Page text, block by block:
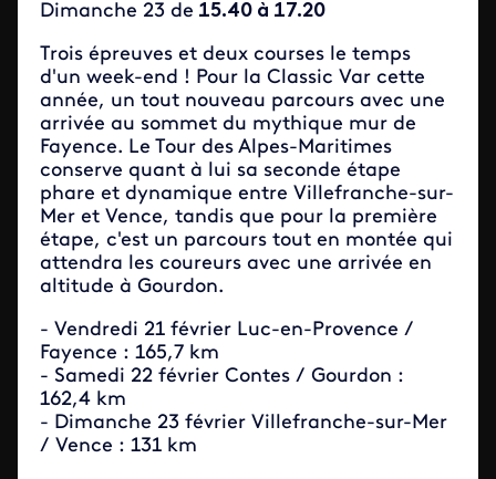
Dimanche 23 de 15.40 à 17.20
Trois épreuves et deux courses le temps
d'un week-end ! Pour la Classic Var cette
année, un tout nouveau parcours avec une
arrivée au sommet du mythique mur de
Fayence. Le Tour des Alpes-Maritimes
conserve quant à lui sa seconde étape
phare et dynamique entre Villefranche-sur-
Mer et Vence, tandis que pour la première
étape, c'est un parcours tout en montée qui
attendra les coureurs avec une arrivée en
altitude à Gourdon.
- Vendredi 21 février Luc-en-Provence /
Fayence : 165,7 km
- Samedi 22 février Contes / Gourdon :
162,4 km
- Dimanche 23 février Villefranche-sur-Mer
/ Vence : 131 km